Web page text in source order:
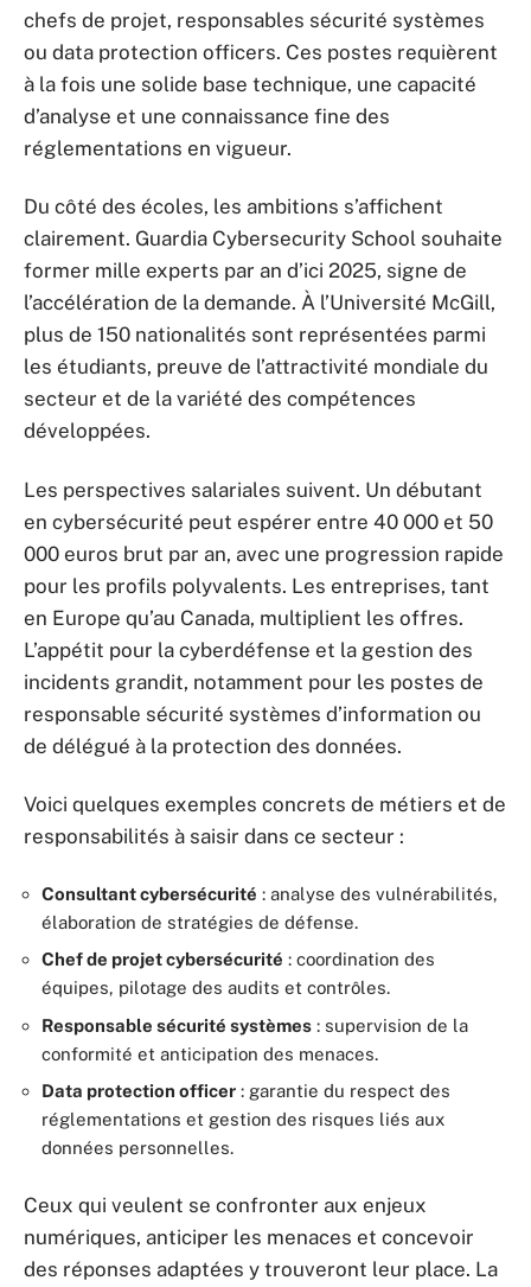
chefs de projet, responsables sécurité systèmes
ou data protection officers. Ces postes requièrent
à la fois une solide base technique, une capacité
d’analyse et une connaissance fine des
réglementations en vigueur.
Du côté des écoles, les ambitions s’affichent
clairement. Guardia Cybersecurity School souhaite
former mille experts par an d’ici 2025, signe de
l’accélération de la demande. À l’Université McGill,
plus de 150 nationalités sont représentées parmi
les étudiants, preuve de l’attractivité mondiale du
secteur et de la variété des compétences
développées.
Les perspectives salariales suivent. Un débutant
en cybersécurité peut espérer entre 40 000 et 50
000 euros brut par an, avec une progression rapide
pour les profils polyvalents. Les entreprises, tant
en Europe qu’au Canada, multiplient les offres.
L’appétit pour la cyberdéfense et la gestion des
incidents grandit, notamment pour les postes de
responsable sécurité systèmes d’information ou
de délégué à la protection des données.
Voici quelques exemples concrets de métiers et de
responsabilités à saisir dans ce secteur :
Consultant cybersécurité : analyse des vulnérabilités,
élaboration de stratégies de défense.
Chef de projet cybersécurité : coordination des
équipes, pilotage des audits et contrôles.
Responsable sécurité systèmes : supervision de la
conformité et anticipation des menaces.
Data protection officer : garantie du respect des
réglementations et gestion des risques liés aux
données personnelles.
Ceux qui veulent se confronter aux enjeux
numériques, anticiper les menaces et concevoir
des réponses adaptées y trouveront leur place. La